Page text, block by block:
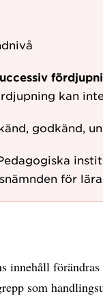
kan
godkänd,
för
innehåll
som